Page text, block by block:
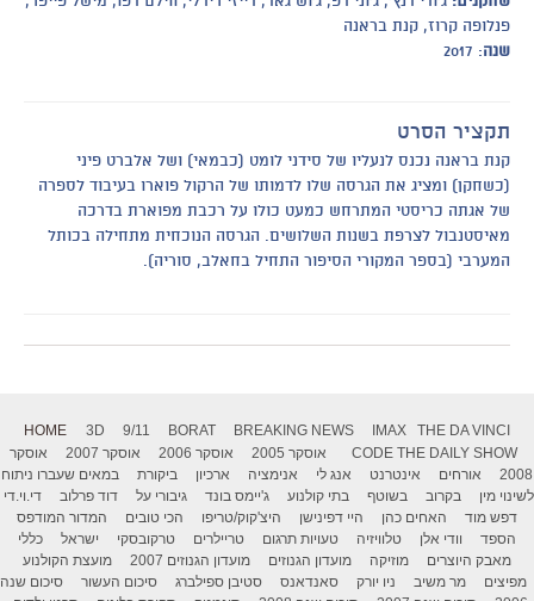
פנלופה קרוז, קנת בראנה
שנה: 2017
תקציר הסרט
קנת בראנה נכנס לנעליו של סידני לומט (כבמאי) ושל אלברט פיני
(כשחקן) ומציג את הגרסה שלו לדמותו של הרקול פוארו בעיבוד לספרה
של אגתה כריסטי המתרחש כמעט כולו על רכבת מפוארת בדרכה
מאיסטנבול לצרפת בשנות השלושים. הגרסה הנוכחית מתחילה בכותל
המערבי (בספר המקורי הסיפור התחיל בחאלב, סוריה).
HOME 3D 9/11 BORAT BREAKING NEWS IMAX
THE DA VINCI
CODE THE DAILY SHOW אוסקר 2005 אוסקר 2006 אוסקר 2007
אוסקר
2008
אורחים אינטרנט אנג לי אנימציה ארכיון ביקורת
במאים שעברו ניתוח
לשינוי מין
בקרוב בשוטף בתי קולנוע ג'יימס בונד גיבורי על דוד פרלוב
די.וי.די
דפש מוד
האחים כהן היי דפינישן היצ'קוק/טריפו הכי טובים
המדור המודפס
הספד
וודי אלן טלוויזיה טעויות תרגום טריילרים טרקובסקי ישראל
כללי
מאבק היוצרים
מוזיקה מועדון הגנוזים מועדון הגנוזים 2007
מועצת הקולנוע
מפיצים
מר משיב ניו יורק סאנדאנס סטיבן ספילברג סיכום העשור
סיכום שנה